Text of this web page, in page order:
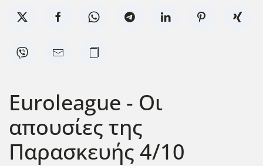
Euroleague - Οι
απουσίες της
Παρασκευής 4/10